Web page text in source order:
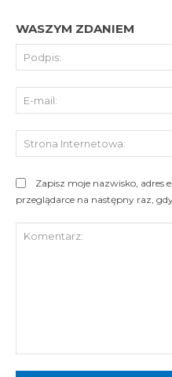
WASZYM ZDANIEM
Zapisz moje nazwisko, adres
przeglądarce na następny raz,